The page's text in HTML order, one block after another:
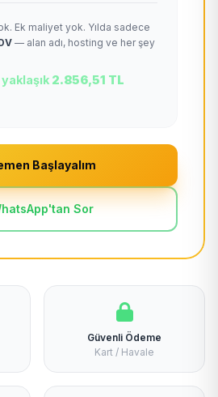
Ek maliyet yok. Yılda sadece
— alan adı, hosting ve her şey
2.856,51 TL
Başlayalım
Sor
Güvenli Ödeme
Kart / Havale